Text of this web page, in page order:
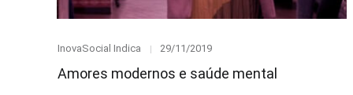
Category
InovaSocial Indica
Posted
29/11/2019
Amores modernos e saúde mental